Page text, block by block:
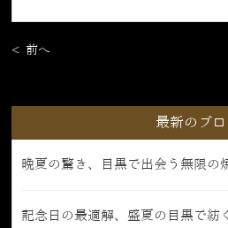
< 前へ
最新のブ
晩夏の驚き、目黒で出会う無限の
記念日の最適解、盛夏の目黒で紡